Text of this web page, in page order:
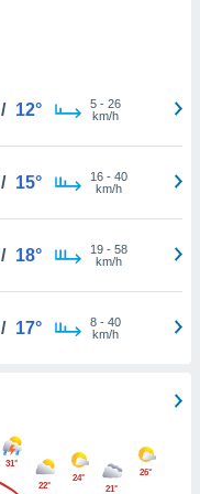
/ 12° 5- 26
km/h
/ 15° 16- 40
km/h
/ 18° 19- 58
km/h
/ 17° 8- 40
km/h
31°
22°
24°
21°
26°